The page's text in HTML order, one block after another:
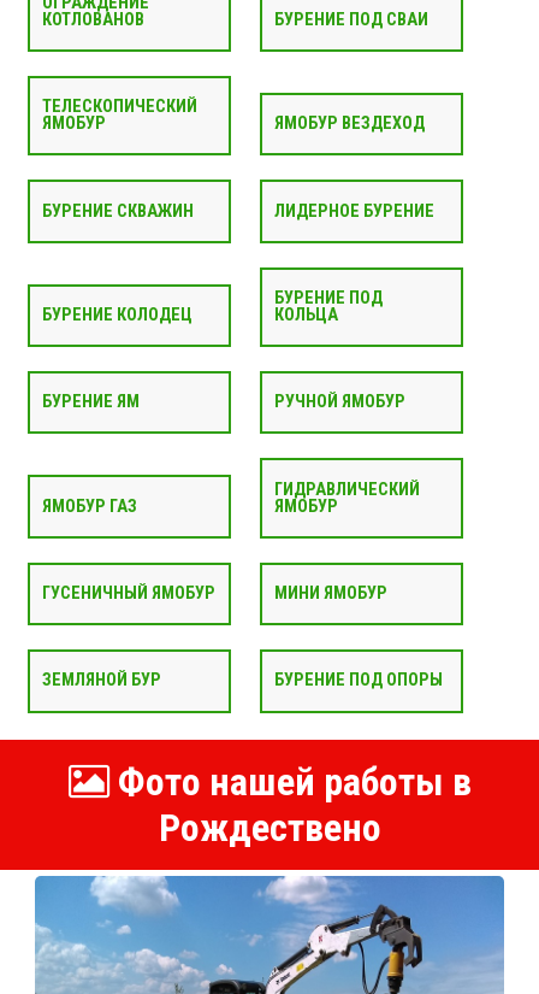
КОТЛОВАНОВ
БУРЕНИЕ ПОД СВАИ
ТЕЛЕСКОПИЧЕСКИЙ
ЯМОБУР
ЯМОБУР ВЕЗДЕХОД
БУРЕНИЕ СКВАЖИН ЛИДЕРНОЕ БУРЕНИЕ
БУРЕНИЕ КОЛОДЕЦ
БУРЕНИЕ ПОД
КОЛЬЦА
БУРЕНИЕ ЯМ РУЧНОЙ ЯМОБУР
ЯМОБУР ГАЗ
ГИДРАВЛИЧЕСКИЙ
ЯМОБУР
ГУСЕНИЧНЫЙ ЯМОБУР МИНИ ЯМОБУР
ЗЕМЛЯНОЙ БУР БУРЕНИЕ ПОД ОПОРЫ
Фото нашей работы в
Рождествено